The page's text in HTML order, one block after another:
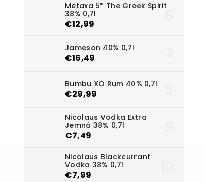
Metaxa 5* The Greek Spirit
38% 0,7l
€12,99
Jameson 40% 0,7l
€16,49
Bumbu XO Rum 40% 0,7l
€29,99
Nicolaus Vodka Extra
Jemná 38% 0,7l
€7,49
Nicolaus Blackcurrant
Vodka 38% 0,7l
€7,99